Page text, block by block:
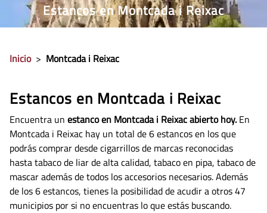
Estancos en Montcada i Reixac
Inicio > Montcada i Reixac
Estancos en Montcada i Reixac
Encuentra un estanco en Montcada i Reixac abierto hoy. En
Montcada i Reixac hay un total de 6 estancos en los que
podrás comprar desde cigarrillos de marcas reconocidas
hasta tabaco de liar de alta calidad, tabaco en pipa, tabaco de
mascar además de todos los accesorios necesarios.Además
de los 6 estancos, tienes la posibilidad de acudir a otros 47
municipios por si no encuentras lo que estás buscando.